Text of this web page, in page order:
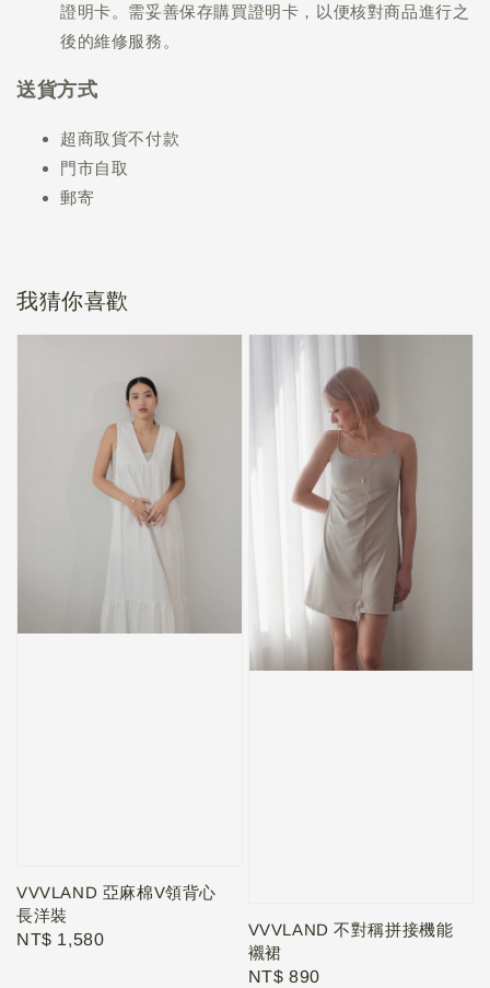
證明卡。需妥善保存購買證明卡，以便核對商品進行之
後的維修服務。
送貨方式
超商取貨不付款
門市自取
郵寄
我猜你喜歡
VVVLAND 亞麻棉V領背心
長洋裝
Regular
NT$ 1,580
VVVLAND 不對稱拼接機能
襯裙
Regular
NT$ 890